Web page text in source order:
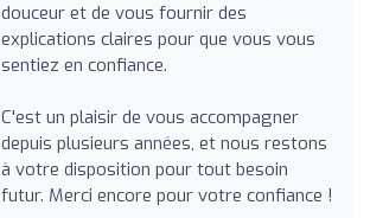
douceur et de vous fournir des
explications claires pour que vous vous
sentiez en confiance.
C'est un plaisir de vous accompagner
depuis plusieurs années, et nous restons
à votre disposition pour tout besoin
futur. Merci encore pour votre confiance !